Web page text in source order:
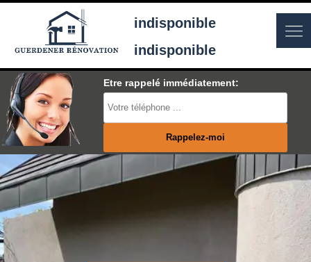
indisponible
indisponible
Etre rappelé immédiatement: